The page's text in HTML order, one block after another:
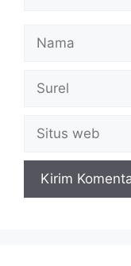
Nama
Surel
Situs
web